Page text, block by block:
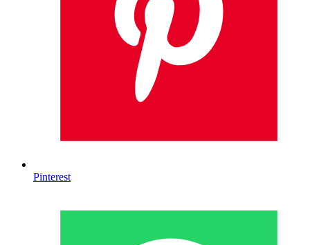
Pinterest